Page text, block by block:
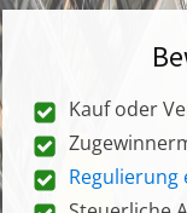
Kauf oder
Regulierung